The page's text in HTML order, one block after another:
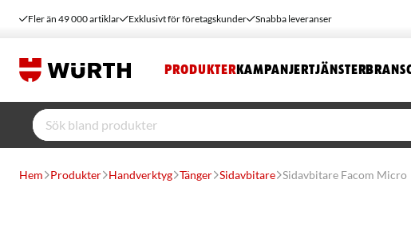
Fler än 49 000 artiklar Exklusivt för företagskunder Snabba leveranser
PRODUKTER KAMPANJERTJÄNSTER
Hem Produkter Handverktyg Tänger Sidavbitare Sidavbitare Facom Micro